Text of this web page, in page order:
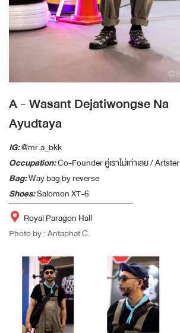
A - Wasant Dejatiwongse Na
Ayudtaya
IG:@mr.a_bkk
Occupation:Co-Founder คู่เราไม่เก่าเลย / Artster
Bag:Way bag by reverse
Shoes:Salomon XT-6
Royal Paragon Hall
Photo by : Antaphat C.